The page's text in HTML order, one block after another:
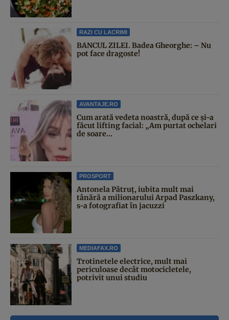
RAZI CU LACRIMI
BANCUL ZILEI. Badea Gheorghe: – Nu
pot face dragoste!
AVANTAJE.RO
Cum arată vedeta noastră, după ce și-a
făcut lifting facial: „Am purtat ochelari
de soare...
PROSPORT
Antonela Pătruț, iubita mult mai
tânără a milionarului Arpad Paszkany,
s-a fotografiat în jacuzzi
MEDIAFAX.RO
Trotinetele electrice, mult mai
periculoase decât motocicletele,
potrivit unui studiu